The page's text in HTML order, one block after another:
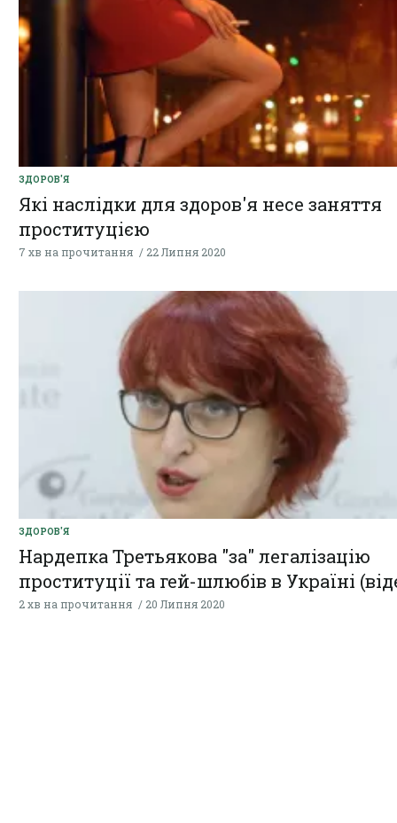
ЗДОРОВ'Я
Які наслідки для здоров'я несе заняття
проституцією
7 хв на прочитання 22 Липня 2020
ЗДОРОВ'Я
Нардепка Третьякова "за" легалізацію
проституції та гей-шлюбів в Україні
2 хв на прочитання 20 Липня 2020